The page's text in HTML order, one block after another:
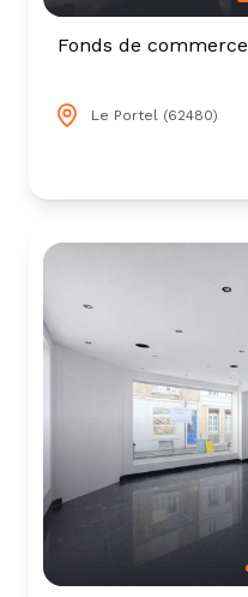
Fonds de commerce
Le Portel (62480)